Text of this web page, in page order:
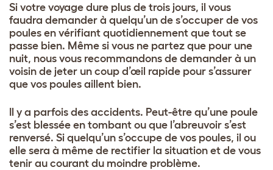
Si votre voyage dure plus de trois jours, il vous
faudra demander à quelqu’un de s’occuper de vos
poules en vérifiant quotidiennement que tout se
passe bien. Même si vous ne partez que pour une
nuit, nous vous recommandons de demander à un
voisin de jeter un coup d’œil rapide pour s’assurer
que vos poules aillent bien.
Il y a parfois des accidents. Peut-être qu’une poule
s’est blessée en tombant ou que l’abreuvoir s’est
renversé. Si quelqu’un s’occupe de vos poules, il ou
elle sera à même de rectifier la situation et de vous
tenir au courant du moindre problème.